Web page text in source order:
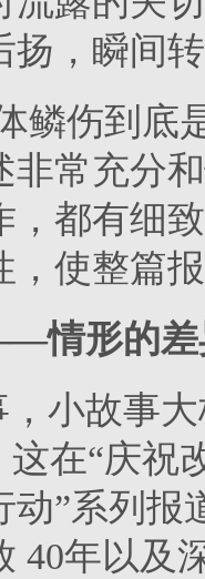
扬，瞬间
鳞伤到
非常充分
，都有细
，使整篇
情形的
小故事
这在“庆
动”系列
40年以及